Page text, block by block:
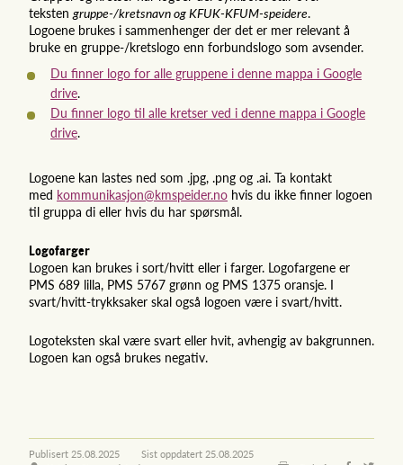
tekstengruppe-/kretsnavn og KFUK-KFUM-speidere.
Logoene brukes i sammenhenger der det er mer relevant å
bruke en gruppe-/kretslogo enn forbundslogo som avsender.
Du finner logo for alle gruppene i denne mappa i Google
drive.
Du finner logo til alle kretser ved i denne mappa i Google
drive.
Logoene kan lastes ned som .jpg, .png og .ai. Ta kontakt
med kommunikasjon@kmspeider.no hvis du ikke finner logoen
til gruppa di eller hvis du har spørsmål.
Logofarger
Logoen kan brukes i sort/hvitt eller i farger. Logofargene er
PMS 689 lilla, PMS 5767 grønn og PMS 1375 oransje. I
svart/hvitt-trykksaker skal også logoen være i svart/hvitt.
Logoteksten skal være svart eller hvit, avhengig av bakgrunnen.
Logoen kan også brukes negativ.
Publisert25.08.2025 Sist oppdatert25.08.2025